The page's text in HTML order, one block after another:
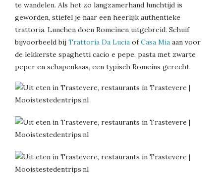
te wandelen. Als het zo langzamerhand lunchtijd is
geworden, stiefel je naar een heerlijk authentieke
trattoria. Lunchen doen Romeinen uitgebreid. Schuif
bijvoorbeeld bij Trattoria Da Lucia ofCasa Mia aan voor
de lekkerste spaghetti cacio e pepe, pasta met zwarte
peper en schapenkaas, een typisch Romeins gerecht.